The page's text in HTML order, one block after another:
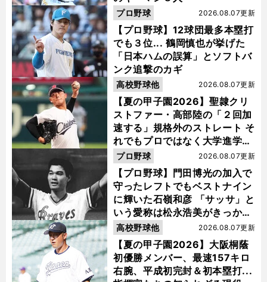
【プロ野球】12球団最多本塁打
でも３位... 鶴岡慎也が挙げた
「日本ハムの誤算」とソフトバ
ンク追撃のカギ
2026.08.07更新
プロ野球
【夏の甲子園2026】聖隷クリ
ストファー・高部陸の「２回加
速する」規格外のストレート そ
れでもプロではなく大学進学を
選ぶ理由
2026.08.07更新
高校野球他
【プロ野球】門田博光の加入で
守ったレフトでもベストナイン
に輝いた石嶺和彦 「サッサ」と
いう愛称は松永浩美がきっか
け？
2026.08.07更新
プロ野球
【夏の甲子園2026】大阪桐蔭
初優勝メンバー、最速157キロ
右腕、平成初完封＆初本塁打...
2026.08.07更新
高校野球他